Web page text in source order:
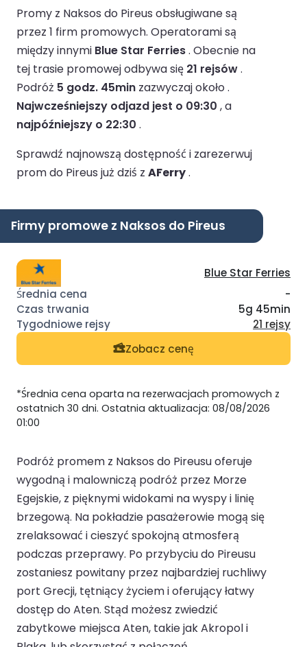
Promy z Naksos do Pireus obsługiwane są
przez 1 firm promowych. Operatorami są
między innymi Blue Star Ferries. Obecnie na
tej trasie promowej odbywa się 21 rejsów.
Podróż 5 godz. 45min zazwyczaj około .
Najwcześniejszy odjazd jest o 09:30 , a
najpóźniejszy o 22:30 .
Sprawdź najnowszą dostępność i zarezerwuj
prom do Pireus już dziś z AFerry.
Firmy promowe z Naksos do Pireus
Blue Star Ferries
-
5g 45min
21 rejsy
Zobacz cenę
*Średnia cena oparta na rezerwacjach promowych z
ostatnich 30 dni. Ostatnia aktualizacja: 08/08/2026
01:00
Podróż promem z Naksos do Pireusu oferuje
wygodną i malowniczą podróż przez Morze
Egejskie, z pięknymi widokami na wyspy i linię
brzegową. Na pokładzie pasażerowie mogą się
zrelaksować i cieszyć spokojną atmosferą
podczas przeprawy. Po przybyciu do Pireusu
zostaniesz powitany przez najbardziej ruchliwy
port Grecji, tętniący życiem i oferujący łatwy
dostęp do Aten. Stąd możesz zwiedzić
zabytkowe miejsca Aten, takie jak Akropol i